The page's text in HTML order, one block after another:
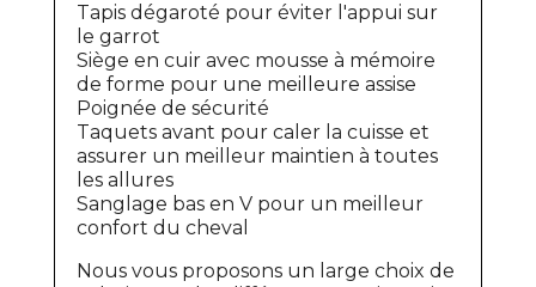
Tapis dégaroté pour éviter l'appui sur
le garrot
Siège en cuir avec mousse à mémoire
de forme pour une meilleure assise
Poignée de sécurité
Taquets avant pour caler la cuisse et
assurer un meilleur maintien à toutes
les allures
Sanglage bas en V pour un meilleur
confort du cheval
Nous vous proposons un large choix de